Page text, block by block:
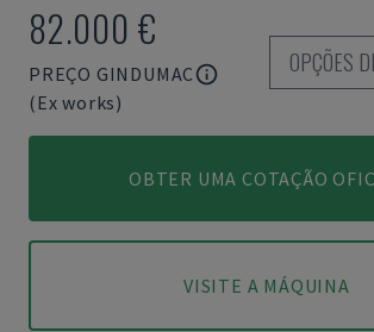
82.000 €
PREÇO GINDUMAC
(Ex works)
OPÇÕES
OBTER UMA COTAÇÃO
VISITE A MÁQUINA